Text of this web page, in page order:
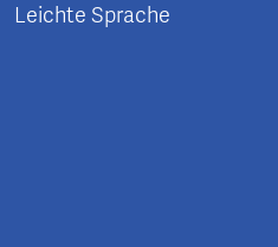
Leichte Sprache